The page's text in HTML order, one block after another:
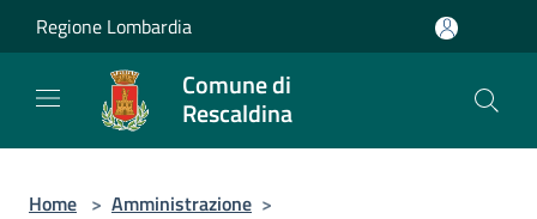
Salta al contenuto principale
Regione Lombardia
Comune di
Rescaldina
Home > Amministrazione >